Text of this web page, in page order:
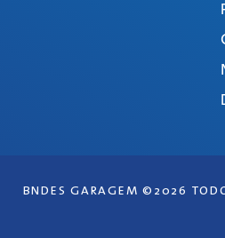
BNDES GARAGEM ©2026